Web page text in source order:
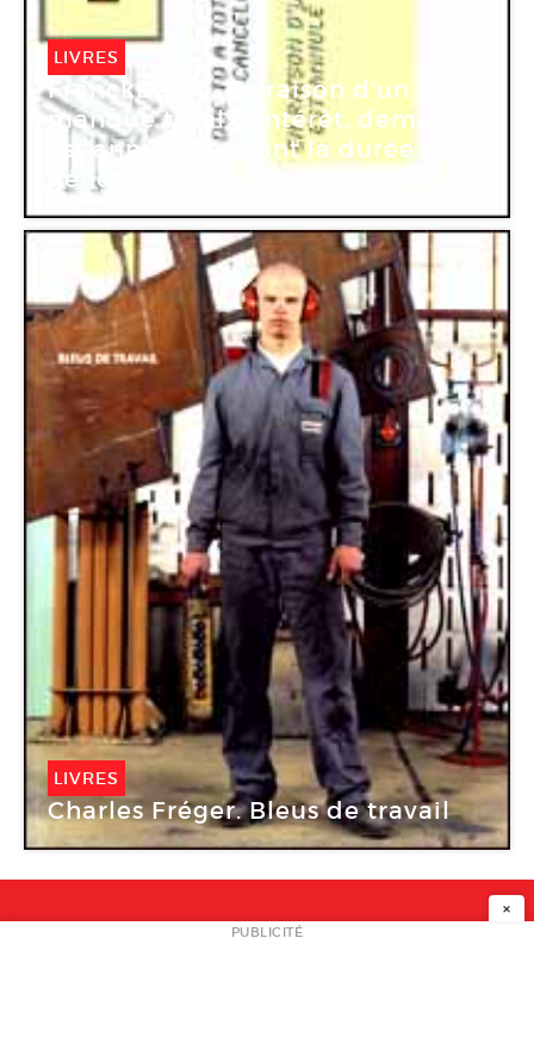
LIVRES
FranckDavid. En raison d’un
manque total d’intérêt, demain
est annulé pendant la durée du
générique
LIVRES
Charles Fréger. Bleus de travail
NEWSLETTER
×
PUBLICITÉ